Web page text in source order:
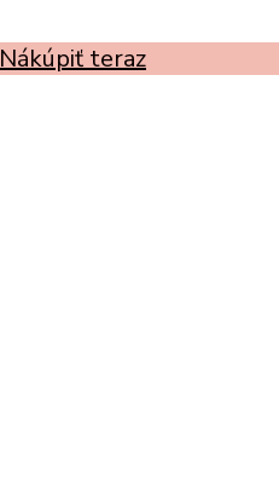
Nákúpiť teraz